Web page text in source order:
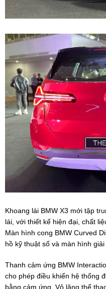
Khoang lái BMW X3 mới tập
lái, với thiết kế hiện đại, chất
Màn hình cong BMW Curved
hồ kỹ thuật số và màn hình giải
Thanh cảm ứng BMW
cho phép điều khiển hệ thống
bằng cảm ứng. Vô lăng thể